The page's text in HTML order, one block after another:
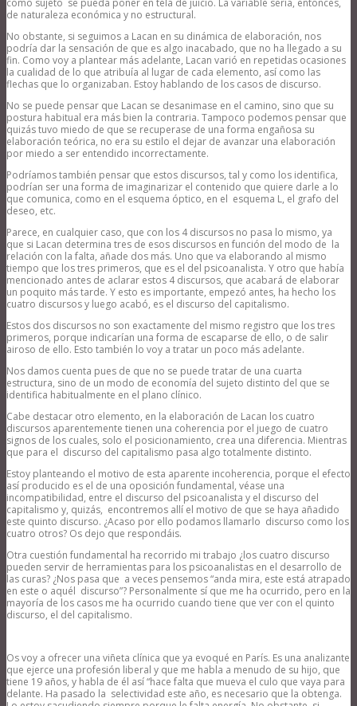
de naturaleza económica y no estructural.
No obstante, si seguimos a Lacan en su dinámica de elaboración, nos
podría dar la sensación de que es algo inacabado, que no ha llegado a su
fin. Como voy a plantear más adelante, Lacan varió en repetidas ocasiones
la cualidad de lo que atribuía al lugar de cada elemento, así como las
flechas que lo organizaban. Estoy hablando de los casos de discurso.
No se puede pensar que Lacan se desanimase en el camino, sino que su
postura habitual era más bien la contraria. Tampoco podemos pensar que
quizás tuvo miedo de que se recuperase de una forma engañosa su
elaboración teórica, no era su estilo el dejar de avanzar una elaboración
por miedo a ser entendido incorrectamente.
Podríamos también pensar que estos discursos, tal y como los identifica,
podrían ser una forma de imaginarizar el contenido que quiere darle a lo
que comunica, como en el esquema óptico, en el esquema L, el grafo del
deseo, etc.
Parece, en cualquier caso, que con los 4 discursos no pasa lo mismo, ya
que si Lacan determina tres de esos discursos en función del modo de la
relación con la falta, añade dos más. Uno que va elaborando al mismo
tiempo que los tres primeros, que es el del psicoanalista. Y otro que había
mencionado antes de aclarar estos 4 discursos, que acabará de elaborar
un poquito más tarde. Y esto es importante, empezó antes, ha hecho los
cuatro discursos y luego acabó, es el discurso del capitalismo.
Estos dos discursos no son exactamente del mismo registro que los tres
primeros, porque indicarían una forma de escaparse de ello, o de salir
airoso de ello. Esto también lo voy a tratar un poco más adelante.
Nos damos cuenta pues de que no se puede tratar de una cuarta
estructura, sino de un modo de economía del sujeto distinto del que se
identifica habitualmente en el plano clínico.
Cabe destacar otro elemento, en la elaboración de Lacan los cuatro
discursos aparentemente tienen una coherencia por el juego de cuatro
signos de los cuales, solo el posicionamiento, crea una diferencia. Mientras
que para el discurso del capitalismo pasa algo totalmente distinto.
Estoy planteando el motivo de esta aparente incoherencia, porque el efecto
así producido es el de una oposición fundamental, véase una
incompatibilidad, entre el discurso del psicoanalista y el discurso del
capitalismo y, quizás, encontremos allí el motivo de que se haya añadido
este quinto discurso. ¿Acaso por ello podamos llamarlo discurso como los
cuatro otros? Os dejo que respondáis.
Otra cuestión fundamental ha recorrido mi trabajo ¿los cuatro discurso
pueden servir de herramientas para los psicoanalistas en el desarrollo de
las curas? ¿Nos pasa que a veces pensemos “anda mira, este está atrapado
en este o aquél discurso”? Personalmente sí que me ha ocurrido, pero en la
mayoría de los casos me ha ocurrido cuando tiene que ver con el quinto
discurso, el del capitalismo.
Os voy a ofrecer una viñeta clínica que ya evoqué en París. Es una analizante
que ejerce una profesión liberal y que me habla a menudo de su hijo, que
tiene 19 años, y habla de él así “hace falta que mueva el culo que vaya para
delante. Ha pasado la selectividad este año, es necesario que la obtenga.